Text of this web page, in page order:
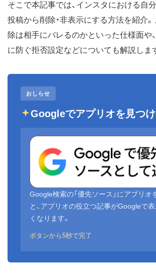
そこで本記事では、インスタにおける自
投稿から削除・非表示にする方法を紹介。
除は相手にバレるのかといった仕様面や
に防ぐ拒否設定などについても解説しま
おしらせ
Googleでアプリオを見つけ
Google検索の「優先ソース」にアプリオ
と、アプリオの役立つ記事がGoogleで
くなります。
ボタンから5秒で完了